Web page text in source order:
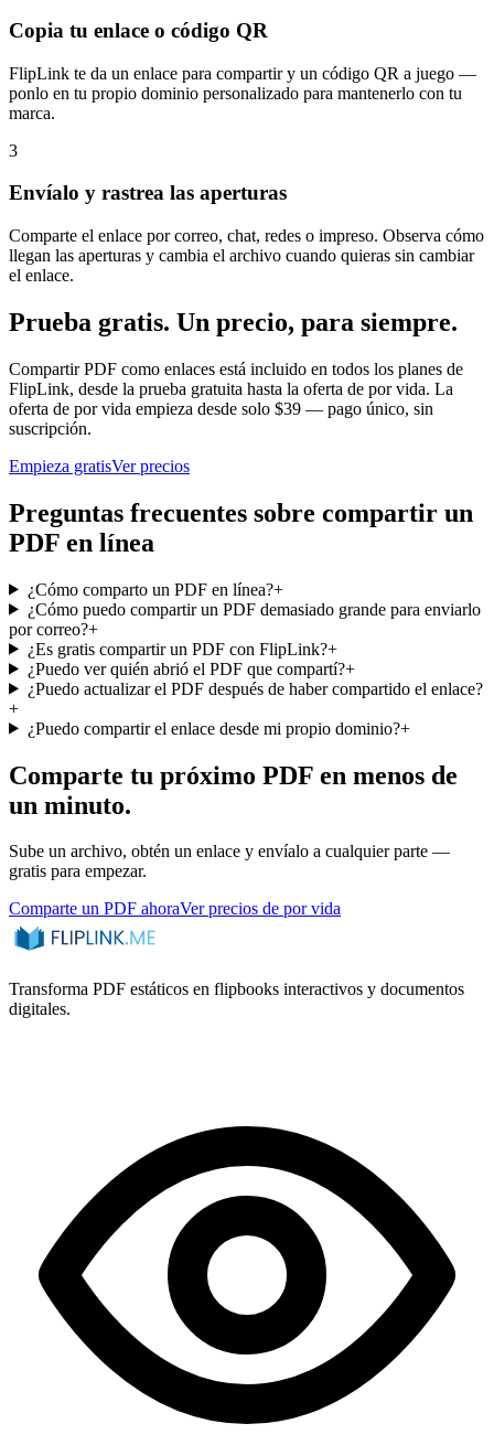
Copia tu enlace o código QR
FlipLink te da un enlace para compartir y un código QR a juego —
ponlo en tu propio dominio personalizado para mantenerlo con tu
marca.
3
Envíalo y rastrea las aperturas
Comparte el enlace por correo, chat, redes o impreso. Observa cómo
llegan las aperturas y cambia el archivo cuando quieras sin cambiar
el enlace.
Prueba gratis. Un precio, para siempre.
Compartir PDF como enlaces está incluido en todos los planes de
FlipLink, desde la prueba gratuita hasta la oferta de por vida. La
oferta de por vida empieza desde solo $39 — pago único, sin
suscripción.
Empieza gratisVer precios
Preguntas frecuentes sobre compartir un
PDF en línea
¿Cómo comparto un PDF en línea?+
¿Cómo puedo compartir un PDF demasiado grande para enviarlo
por correo?+
¿Es gratis compartir un PDF con FlipLink?+
¿Puedo ver quién abrió el PDF que compartí?+
¿Puedo actualizar el PDF después de haber compartido el enlace?
+
¿Puedo compartir el enlace desde mi propio dominio?+
Comparte tu próximo PDF en menos de
un minuto.
Sube un archivo, obtén un enlace y envíalo a cualquier parte —
gratis para empezar.
Comparte un PDF ahoraVer precios de por vida
Transforma PDF estáticos en flipbooks interactivos y documentos
digitales.